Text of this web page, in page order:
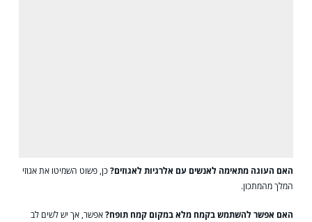
האם העוגה מתאימה לאנשים עם אלרגיות לאגוזים?כן, פשוט השמיטו את אגוזי
המלך מהמתכון.
האם אפשר להשתמש בקמח מלא במקום קמח תופח?אפשר, אך יש לשים לב